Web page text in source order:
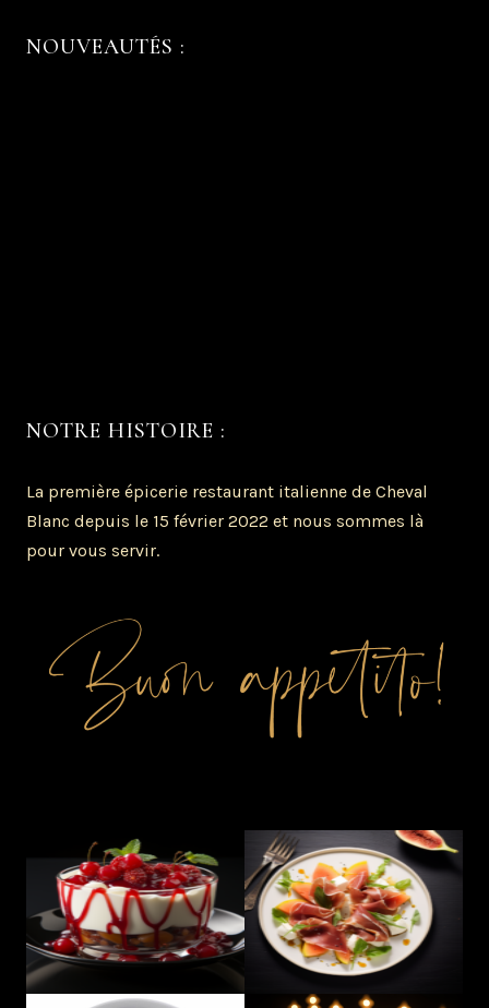
NOUVEAUTÉS :
NOTRE HISTOIRE :
La première épicerie restaurant italienne de Cheval
Blanc depuis le 15 février 2022 et nous sommes là
pour vous servir.